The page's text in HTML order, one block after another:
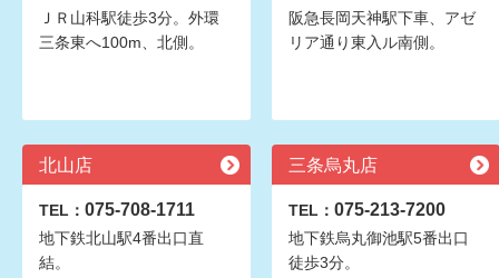
ＪＲ山科駅徒歩3分。外環
三条東へ100m、北側。
阪急長岡天神駅下車、アゼ
リア通り東入ル南側。
北山店
TEL： 075-708-1711
地下鉄北山駅4番出口直
結。
三条烏丸店
TEL： 075-213-7200
地下鉄烏丸御池駅5番出口
徒歩3分。